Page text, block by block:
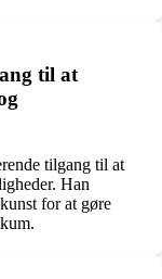
til at
tilgang til at
Han
for at gøre